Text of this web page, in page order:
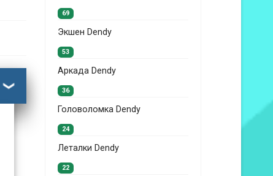
69
Экшен Dendy
53
Аркада Dendy
36
Головоломка Dendy
24
Леталки Dendy
22